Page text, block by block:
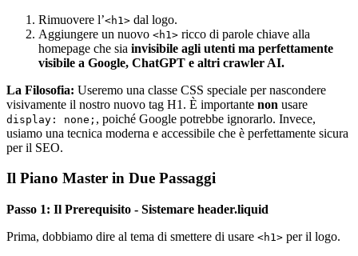
Rimuovere l’<h1> dal logo.
Aggiungere un nuovo <h1> ricco di parole chiave alla
homepage che sia invisibile agli utenti ma perfettamente
visibile a Google, ChatGPT e altri crawler AI.
La Filosofia: Useremo una classe CSS speciale per nascondere
visivamente il nostro nuovo tag H1. È importante non usare
display: none; , poiché Google potrebbe ignorarlo. Invece,
usiamo una tecnica moderna e accessibile che è perfettamente sicura
per il SEO.
Il Piano Master in Due Passaggi
Passo 1: Il Prerequisito - Sistemare header.liquid
Prima, dobbiamo dire al tema di smettere di usare <h1> per il logo.